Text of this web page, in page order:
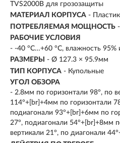
TVS2000В для грозозащиты
МАТЕРИАЛ КОРПУСА - Пластик
ПОТРЕБЛЯЕМАЯ МОЩНОСТЬ
РАБОЧИЕ УСЛОВИЯ
- -40 °C…+60 °C, влажность
РАЗМЕРЫ
- Ø 127.3 × 95.9мм
ТИП КОРПУСА - Купольные
УГОЛ ОБЗОРА
- 2.8мм по горизонтали 98°, по
114°+[br]+4мм по горизонтали
подиагонали 93°+[br]+6мм по
27°, подиагонали 54°+[br]+8мм
вертикали 21°, по диагонали